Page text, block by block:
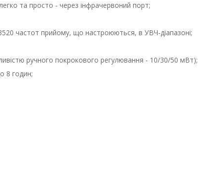
та просто - через інфрачервоний порт;
частот прийому, що настроюються, в УВЧ-діапазоні;
ручного покрокового регулювання - 10/30/50 мВт);
8 годин;